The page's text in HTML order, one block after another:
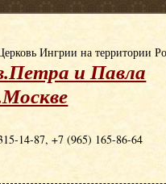
Ингрии на территории
и Павла
14-87, +7 (965) 165-86-64